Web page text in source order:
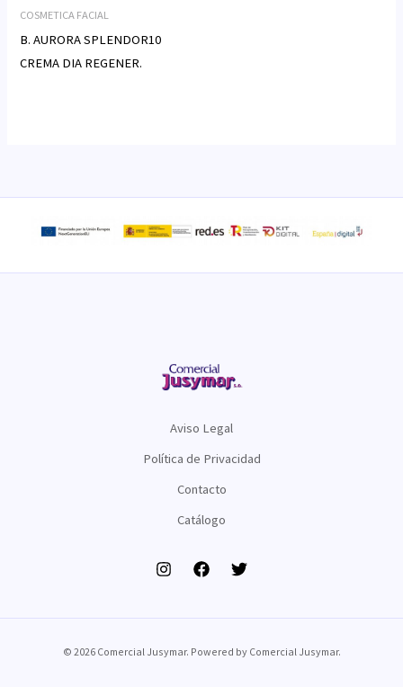
COSMETICA FACIAL
B. AURORA SPLENDOR10
CREMA DIA REGENER.
Aviso Legal
Política de Privacidad
Contacto
Catálogo
© 2026 Comercial Jusymar. Powered by Comercial Jusymar.